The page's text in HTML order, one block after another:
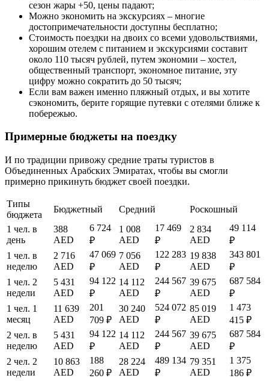
сезон жары +50, цены падают;
Можно экономить на экскурсиях – многие
достопримечательности доступны бесплатно;
Стоимость поездки на двоих со всеми удовольствиями,
хорошим отелем с питанием и экскурсиями составит
около 110 тысяч рублей, путем экономии – хостел,
общественный транспорт, экономное питание, эту
цифру можно сократить до 50 тысяч;
Если вам важен именно пляжный отдых, и вы хотите
сэкономить, берите горящие путевки с отелями ближе к
побережью.
Примерные бюджеты на поездку
И по традиции привожу средние траты туристов в
Объединенных Арабских Эмиратах, чтобы вы смогли
примерно прикинуть бюджет своей поездки.
Типы
бюджета
Бюджетный Средний
Роскошный
1 чел. в
день
388
AED
6 724
₽
1 008
AED
17 469
₽
2 834
AED
49 114
₽
1 чел. в
неделю
2 716
AED
47 069
₽
7 056
AED
122 283
₽
19 838
AED
343 801
₽
1 чел. 2
недели
5 431
AED
94 122
₽
14 112
AED
244 567
₽
39 675
AED
687 584
₽
1 чел. 1
месяц
11 639
AED
201
709 ₽
30 240
AED
524 072
₽
85 019
AED
1 473
415 ₽
2 чел. в
неделю
5 431
AED
94 122
₽
14 112
AED
244 567
₽
39 675
AED
687 584
₽
2 чел. 2
недели
10 863
AED
188
260 ₽
28 224
AED
489 134
₽
79 351
AED
1 375
186 ₽